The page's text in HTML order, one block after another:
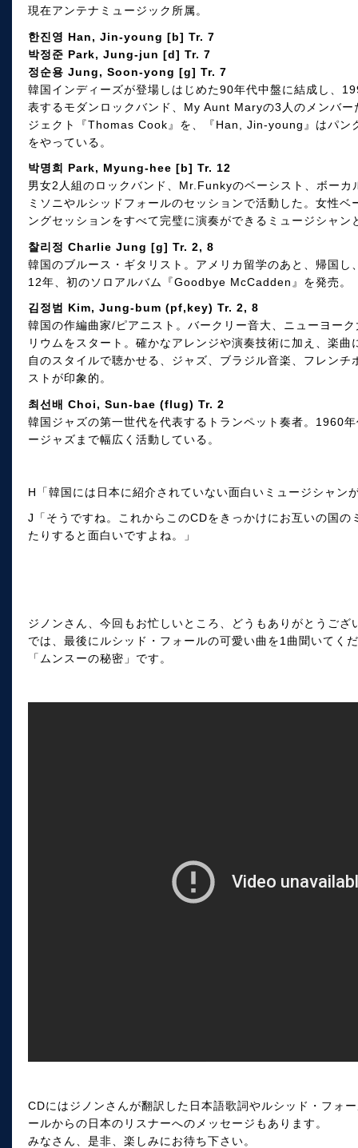
現在アンテナミュージック所属。
한진영 Han, Jin-young [b] Tr. 7
박정준 Park, Jung-jun [d] Tr. 7
정순용 Jung, Soon-yong [g] Tr. 7
韓国インディーズが登場しはじめた90年代中盤に結成し、
表するモダンロックバンド、My Aunt Maryの3人のメンバ
ジェクト『Thomas Cook』を、『Han, Jin-young』はパン
をやっている。
박명희 Park, Myung-hee [b] Tr. 12
男女2人組のロックバンド、Mr.Funkyのベーシスト、ボー
ミソニやルシッドフォールのセッションで活動した。女性
ングセッションをすべて完璧に演奏ができるミュージシャン
찰리정 Charlie Jung [g] Tr. 2, 8
韓国のブルース・ギタリスト。アメリカ留学のあと、帰国
12年、初のソロアルバム『Goodbye McCadden』を発売。
김정범 Kim, Jung-bum (pf,key) Tr. 2, 8
韓国の作編曲家/ピアニスト。バークリー音大、ニューヨー
リウムをスタート。確かなアレンジや演奏技術に加え、楽
自のスタイルで聴かせる、ジャズ、ブラジル音楽、フレン
ストが印象的。
최선배 Choi, Sun-bae (flug) Tr. 2
韓国ジャズの第一世代を代表するトランペット奏者。1960
ージャズまで幅広く活動している。
H「韓国には日本に紹介されていない面白いミュージシャン
J「そうですね。これからこのCDをきっかけにお互いの国
たりすると面白いですよね。」
ジノンさん、今回もお忙しいところ、どうもありがとうござ
では、最後にルシッド・フォールの可愛い曲を1曲聞いてく
「ムンスーの秘密」です。
CDにはジノンさんが翻訳した日本語歌詞やルシッド・フォ
ールからの日本のリスナーへのメッセージもあります。
みなさん、是非、楽しみにお待ち下さい。